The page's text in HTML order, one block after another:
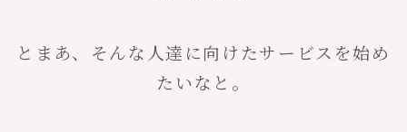
とまあ、そんな人達に向けたサービスを始め
たいなと。